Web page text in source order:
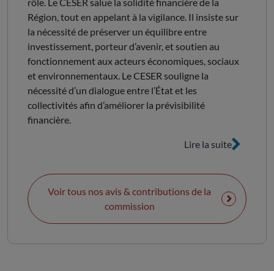
Région, tout en appelant à la vigilance. Il insiste sur
la nécessité de préserver un équilibre entre
investissement, porteur d’avenir, et soutien au
fonctionnement aux acteurs économiques, sociaux
et environnementaux. Le CESER souligne la
nécessité d’un dialogue entre l’État et les
collectivités afin d’améliorer la prévisibilité
financière.
Lire la suite
Voir tous nos avis & contributions de la
commission